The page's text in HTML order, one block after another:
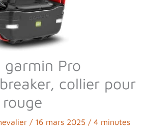
garmin Pro
collier pour
/ 16 mars 2025 / 4 minutes